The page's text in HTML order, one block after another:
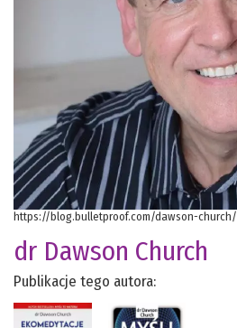
https://blog.bulletproof.com/dawson-church/
dr Dawson Church
Publikacje tego autora: